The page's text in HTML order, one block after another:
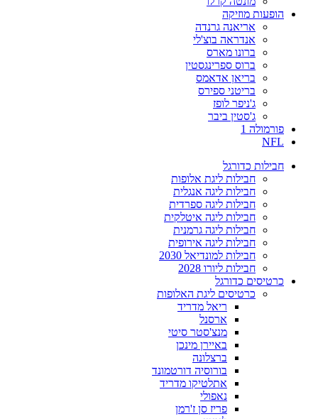
הופעות מוזיקה
אריאנה גרנדה
אנדראה בוצ'לי
ברונו מארס
ברוס ספרינגסטין
בריאן אדאמס
בריטני ספירס
ג'ניפר לופז
ג'סטין ביבר
פורמולה 1
NFL
חבילות כדורגל
חבילות ליגת אלופות
חבילות ליגה אנגלית
חבילות ליגה ספרדית
חבילות ליגה איטלקית
חבילות ליגה גרמנית
חבילות ליגה אירופית
חבילות למונדיאל 2030
חבילות ליורו 2028
כרטיסים כדורגל
כרטיסים ליגת האלופות
ריאל מדריד
ארסנל
מנצ'סטר סיטי
באיירן מינכן
ברצלונה
בורוסיה דורטמונד
אתלטיקו מדריד
נאפולי
פריז סן ז'רמן